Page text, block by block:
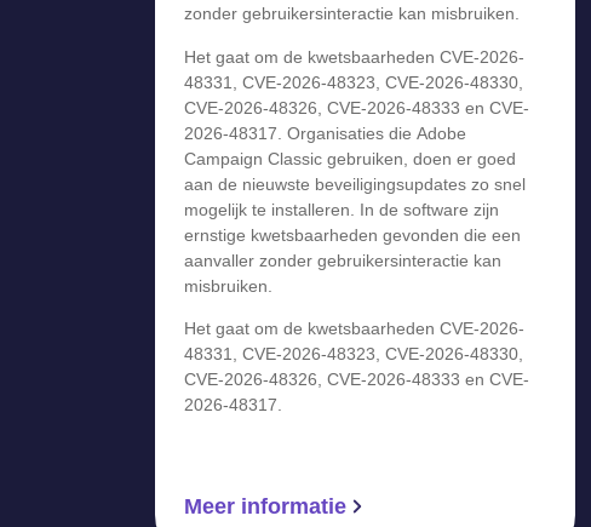
zonder gebruikersinteractie kan misbruiken.
Het gaat om de kwetsbaarheden CVE-2026-
48331, CVE-2026-48323, CVE-2026-48330,
CVE-2026-48326, CVE-2026-48333 en CVE-
2026-48317. Organisaties die Adobe
Campaign Classic gebruiken, doen er goed
aan de nieuwste beveiligingsupdates zo snel
mogelijk te installeren. In de software zijn
ernstige kwetsbaarheden gevonden die een
aanvaller zonder gebruikersinteractie kan
misbruiken.
Het gaat om de kwetsbaarheden CVE-2026-
48331, CVE-2026-48323, CVE-2026-48330,
CVE-2026-48326, CVE-2026-48333 en CVE-
2026-48317.
Meer informatie